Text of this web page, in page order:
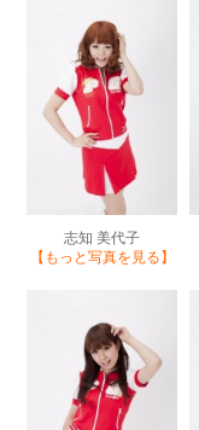
志知 美代子
【もっと写真を見る】